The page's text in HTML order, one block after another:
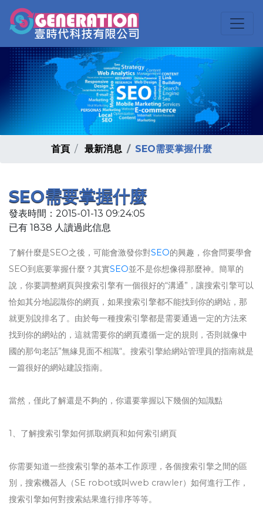
首頁 最新消息 SEO需要掌握什麼
SEO需要掌握什麼
發表時間：2015-01-13 09:24:05
已有 1838 人讀過此信息
了解什麼是SEO之後，可能會激發你對SEO的興趣，你會問要學會
SEO到底要掌握什麼？其實SEO並不是你想像得那麼神。簡單的
說，你要調整網頁與搜索引擎有一個很好的“溝通”，讓搜索引擎可以
恰如其分地認識你的網頁，如果搜索引擎都不能找到你的網站，那
就更別說排名了。由於每一種搜索引擎都是需要通過一定的方法來
找到你的網站的，這就需要你的網頁遵循一定的規則，否則就像中
國的那句老話”無緣見面不相識“。搜索引擎給網站管理員的指南就是
一篇很好的網站建設指南。
當然，僅此了解還是不夠的，你還要掌握以下幾個的知識點
1、了解搜索引擎如何抓取網頁和如何索引網頁
你需要知道一些搜索引擎的基本工作原理，各個搜索引擎之間的區
別，搜索機器人（SE robot或叫web crawler）如何進行工作，
搜索引擎如何對搜索結果進行排序等等。